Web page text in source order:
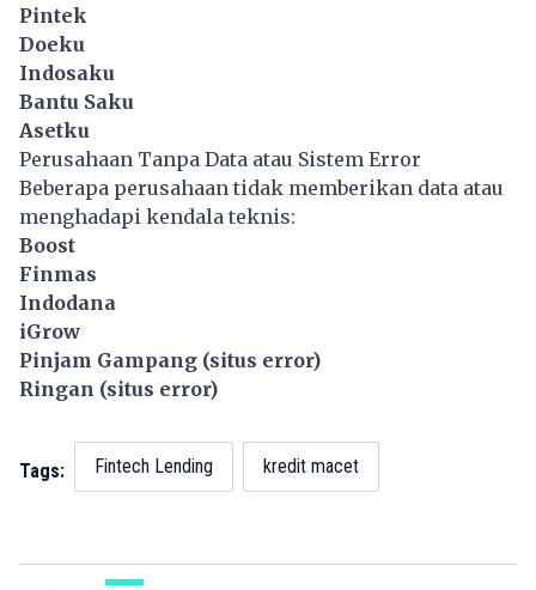
Pintek
Doeku
Indosaku
Bantu Saku
Asetku
Perusahaan Tanpa Data atau Sistem Error
Beberapa perusahaan tidak memberikan data atau
menghadapi kendala teknis:
Boost
Finmas
Indodana
iGrow
Pinjam Gampang (situs error)
Ringan (situs error)
Tags: Fintech Lending kredit macet